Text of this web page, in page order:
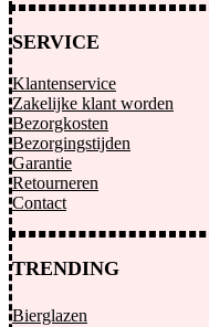
SERVICE
Klantenservice
Zakelijke klant worden
Bezorgkosten
Bezorgingstijden
Garantie
Retourneren
Contact
TRENDING
Bierglazen